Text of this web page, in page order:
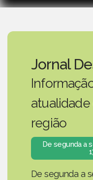
Jornal
região
De segunda a
De segunda a